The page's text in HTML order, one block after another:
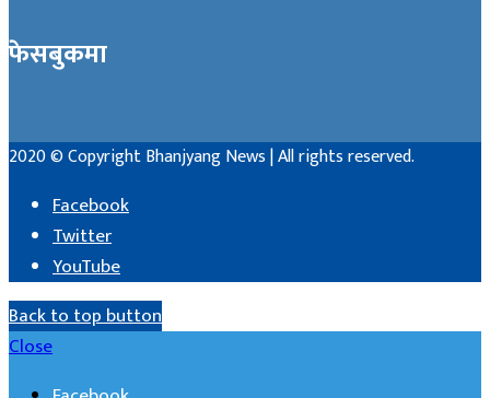
फेसबुकमा
2020 © Copyright Bhanjyang News | All rights reserved.
Facebook
Twitter
YouTube
Back to top button
Close